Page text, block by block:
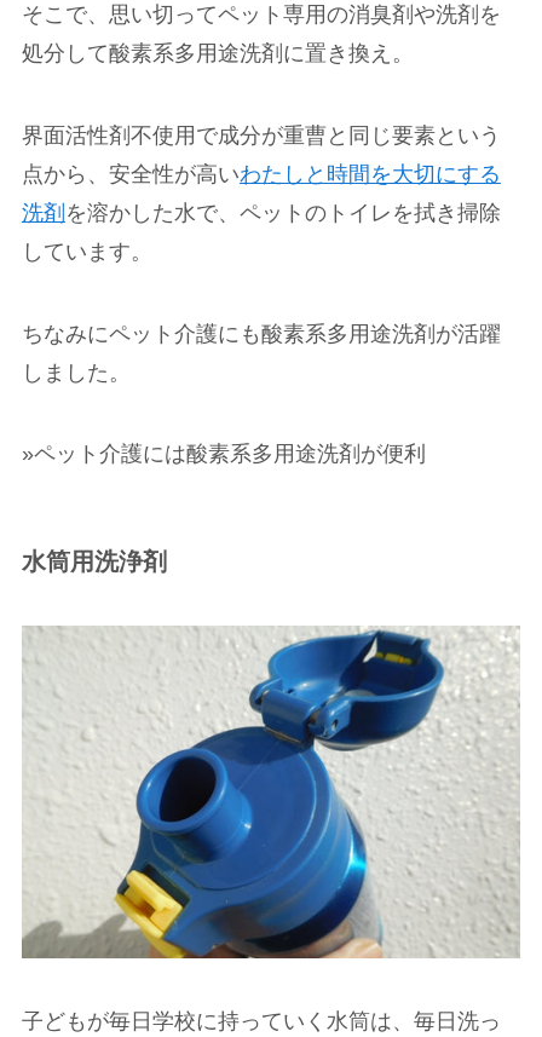
そこで、思い切ってペット専用の消臭剤や洗剤を
処分して酸素系多用途洗剤に置き換え。
界面活性剤不使用で成分が重曹と同じ要素という
点から、安全性が高いわたしと時間を大切にする
洗剤 を溶かした水で、ペットのトイレを拭き掃除
しています。
ちなみにペット介護にも酸素系多用途洗剤が活躍
しました。
»ペット介護には酸素系多用途洗剤が便利
水筒用洗浄剤
子どもが毎日学校に持っていく水筒は、毎日洗っ